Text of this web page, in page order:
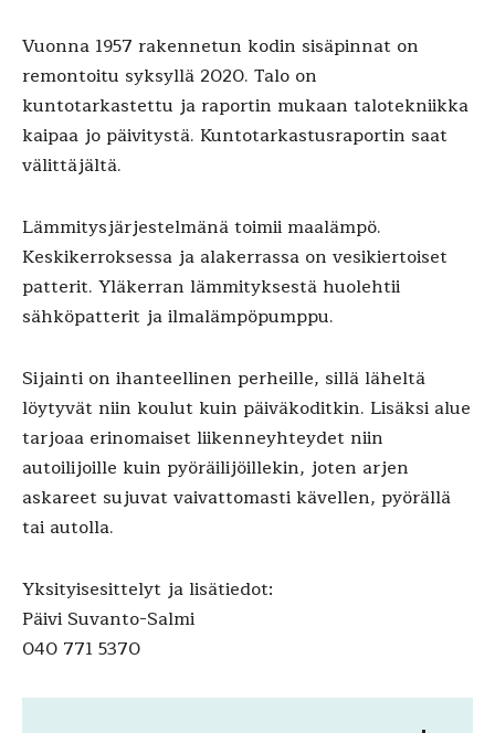
Vuonna 1957 rakennetun kodin sisäpinnat on
remontoitu syksyllä 2020. Talo on
kuntotarkastettu ja raportin mukaan talotekniikka
kaipaa jo päivitystä. Kuntotarkastusraportin saat
välittäjältä.
Lämmitysjärjestelmänä toimii maalämpö.
Keskikerroksessa ja alakerrassa on vesikiertoiset
patterit. Yläkerran lämmityksestä huolehtii
sähköpatterit ja ilmalämpöpumppu.
Sijainti on ihanteellinen perheille, sillä läheltä
löytyvät niin koulut kuin päiväkoditkin. Lisäksi alue
tarjoaa erinomaiset liikenneyhteydet niin
autoilijoille kuin pyöräilijöillekin, joten arjen
askareet sujuvat vaivattomasti kävellen, pyörällä
tai autolla.
Yksityisesittelyt ja lisätiedot:
Päivi Suvanto-Salmi
040 771 5370